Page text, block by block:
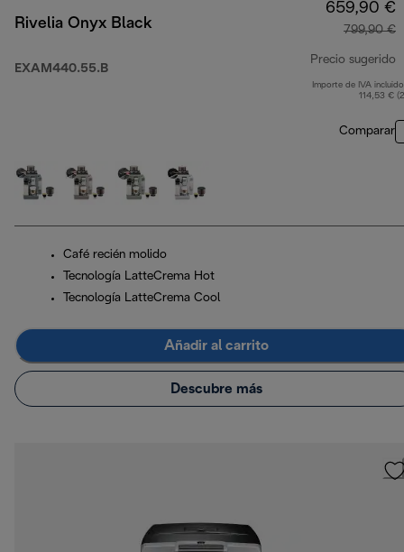
Rivelia Onyx Black
EXAM440.55.B
659,90 €
799,90 €
Precio sugerido
Importe de IVA
114,53 €
Comparar
Café recién molido
Tecnología LatteCrema Hot
Tecnología LatteCrema Cool
Añadir al carrito
Descubre más